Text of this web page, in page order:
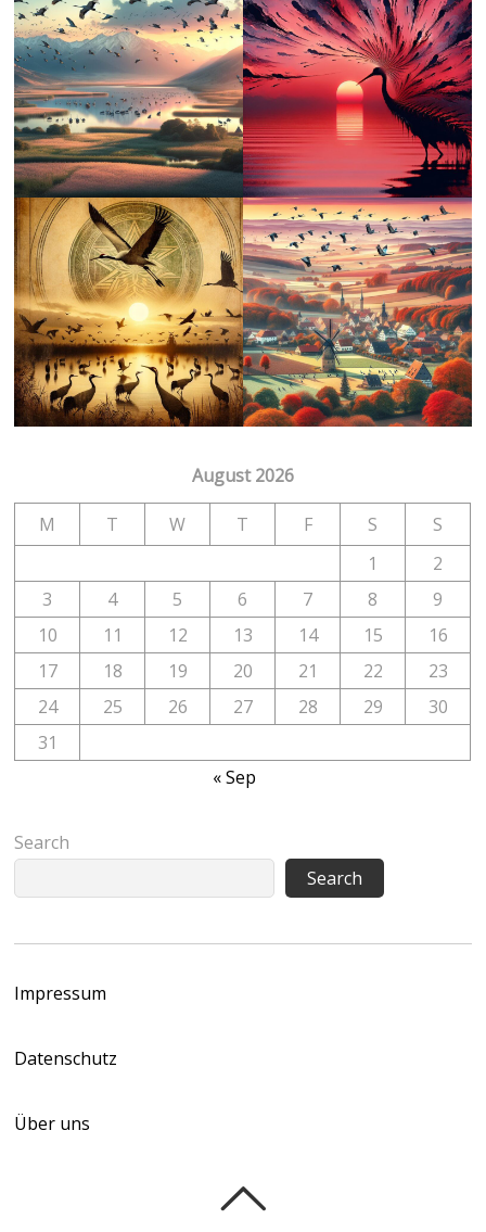
August 2026
M T W T F S
S
1
2
3
4 5 6 7 8
9
10
11 12 13 14 15
16
17
18 19 20 21 22
23
24
25 26 27 28 29
30
31
« Sep
Search
Search
Impressum
Datenschutz
Über uns